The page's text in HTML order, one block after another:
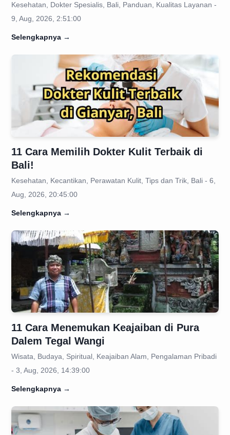
Kesehatan, Dokter Spesialis, Bali, Panduan, Kualitas Layanan -
9, Aug, 2026, 2:51:00
Selengkapnya →
11 Cara Memilih Dokter Kulit Terbaik di
Bali!
Kesehatan, Kecantikan, Perawatan Kulit, Tips dan Trik, Bali - 6,
Aug, 2026, 20:45:00
Selengkapnya →
11 Cara Menemukan Keajaiban di Pura
Dalem Tegal Wangi
Wisata, Budaya, Spiritual, Keajaiban Alam, Pengalaman Pribadi
- 3, Aug, 2026, 14:39:00
Selengkapnya →